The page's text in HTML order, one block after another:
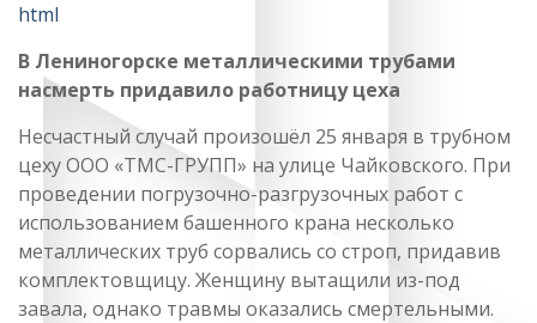
html
В Лениногорске металлическими трубами
насмерть придавило работницу цеха
Несчастный случай произошёл 25 января в трубном
цеху ООО «ТМС-ГРУПП» на улице Чайковского. При
проведении погрузочно-разгрузочных работ с
использованием башенного крана несколько
металлических труб сорвались со строп, придавив
комплектовщицу. Женщину вытащили из-под
завала, однако травмы оказались смертельными.